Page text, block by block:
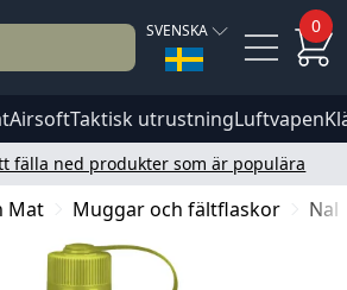
SVENSKA 0
AirsoftTaktisk utrustningLuftvapen
fälla ned produkter som är populära
Mat Muggar och fältflaskor